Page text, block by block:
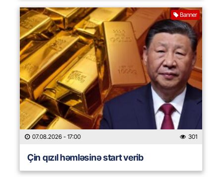
Banner
07.08.2026 - 17:00 301
Çin qızıl həmləsinə start verib